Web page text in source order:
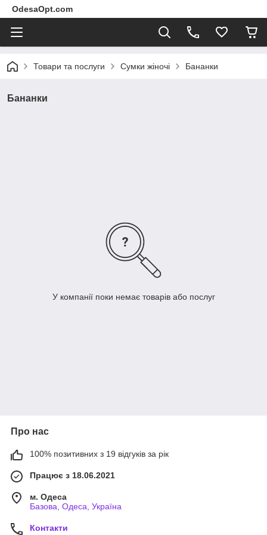
OdesaOpt.com
Товари та послуги Сумки жіночі Бананки
Бананки
У компанії поки немає товарів або послуг
Про нас
100% позитивних з 19 відгуків за рік
Працює з 18.06.2021
м. Одеса
Базова, Одеса, Україна
Контакти